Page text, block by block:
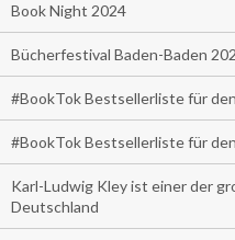
Book Night 2024
Bücherfestival Baden-Baden
#BookTok Bestsellerliste für
#BookTok Bestsellerliste für
Karl-Ludwig Kley ist einer der
Deutschland